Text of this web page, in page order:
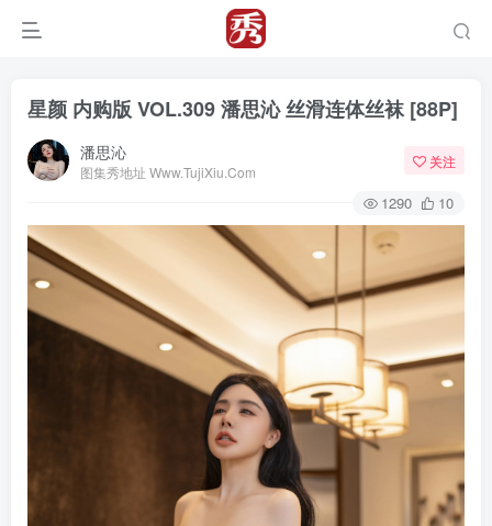
星颜 内购版 VOL.309 潘思沁 丝滑连体丝袜 [88P]
潘思沁
图集秀地址 Www.TujiXiu.Com
关注
1290 10